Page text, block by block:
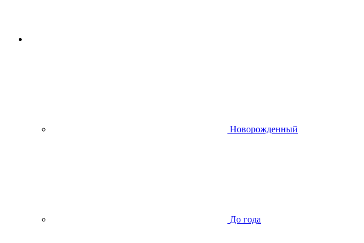
Новорожденный
До года